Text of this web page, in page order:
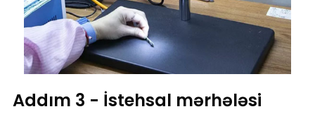
Addım 3 - İstehsal mərhələsi